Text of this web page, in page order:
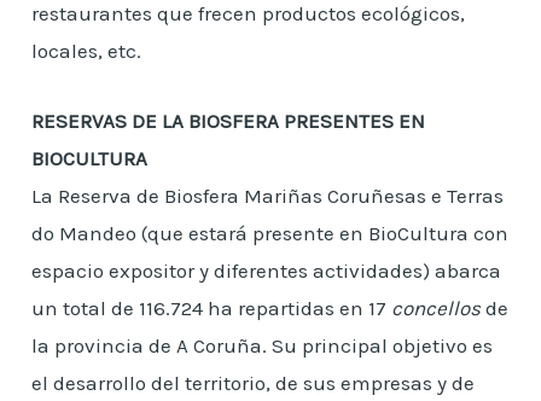
restaurantes que frecen productos ecológicos,
locales, etc.
RESERVAS DE LA BIOSFERA PRESENTES EN
BIOCULTURA
La Reserva de Biosfera Mariñas Coruñesas e Terras
do Mandeo (que estará presente en BioCultura con
espacio expositor y diferentes actividades) abarca
un total de 116.724 ha repartidas en 17 concellosde
la provincia de A Coruña. Su principal objetivo es
el desarrollo del territorio, de sus empresas y de